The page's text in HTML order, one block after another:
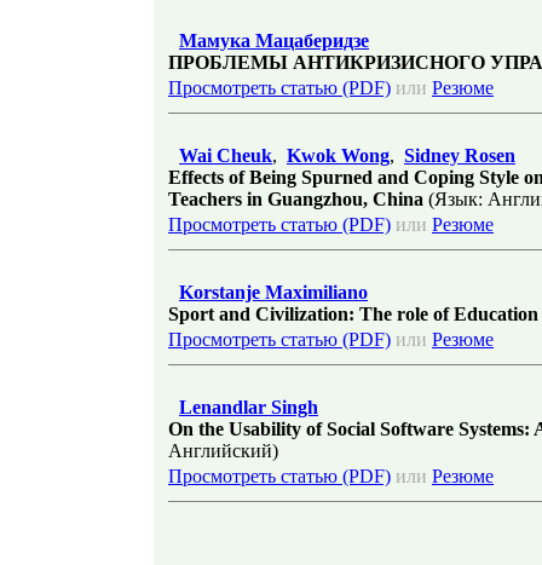
Мамука Мацаберидзе
ПРОБЛЕМЫ АНТИКРИЗИСНОГО
Просмотреть статью (PDF) или Резюме
Wai Cheuk, Kwok Wong, Sidney Rosen
Effects of Being Spurned and Coping Style
Teachers in Guangzhou, China (Язык:
Просмотреть статью (PDF) или Резюме
Korstanje Maximiliano
Sport and Civilization: The role of Education
Просмотреть статью (PDF) или Резюме
Lenandlar Singh
On the Usability of Social Software
Английский)
Просмотреть статью (PDF) или Резюме